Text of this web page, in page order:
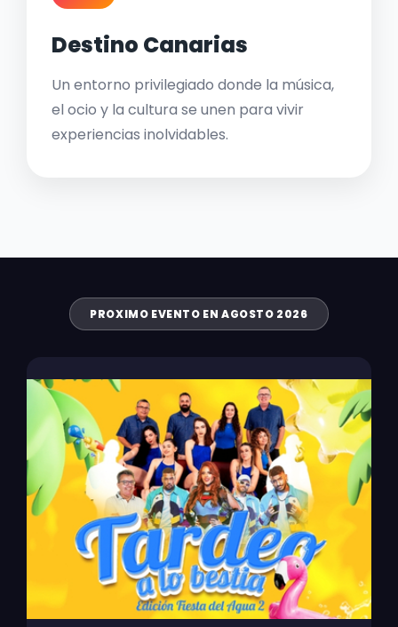
Destino Canarias
Un entorno privilegiado donde la música,
el ocio y la cultura se unen para vivir
experiencias inolvidables.
PROXIMO EVENTO EN AGOSTO 2026